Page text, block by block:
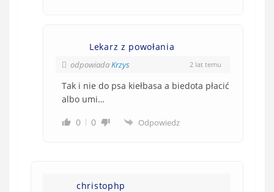
Lekarz z powołania
odpowiadaKrzys 2 lat temu
Tak i nie do psa kiełbasa a biedota płacić
albo umi…
0
0 Odpowiedz
christophp